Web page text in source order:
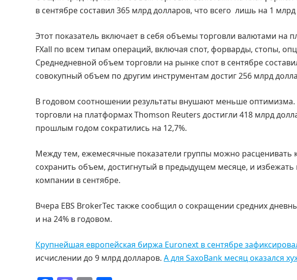
в сентябре составил 365 млрд долларов, что всего лишь на 1
Этот показатель включает в себя объемы торговли валютами на
FXall по всем типам операций, включая спот, форварды, стопы,
Среднедневной объем торговли на рынке спот в сентябре
совокупный объем по другим инструментам достиг 256 млрд
В годовом соотношении результаты внушают меньше оптимизма.
торговли на платформах Thomson Reuters достигли 418 млрд
прошлым годом сократились на 12,7%.
Между тем, ежемесячные показатели группы можно расценивать
сохранить объем, достигнутый в предыдущем месяце, и избежать
компании в сентябре.
Вчера EBS BrokerTec также сообщил о сокращении средних
и на 24% в годовом.
Крупнейшая европейская биржа Euronext в сентябре
исчислении до 9 млрд долларов. А для SaxoBank месяц оказался